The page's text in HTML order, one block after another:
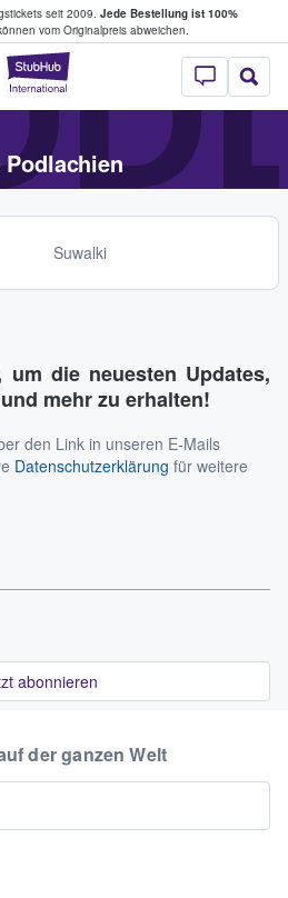
seit 2009. Jede Bestellung ist 100%
vom Originalpreis abweichen.
StubHub - Wo
verkaufen
Suwalki
die neuesten Updates,
mehr zu erhalten!
den Link in unseren E-Mails
Datenschutzerklärung für weitere
abonnieren
der ganzen Welt